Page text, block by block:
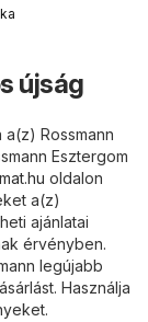
újság
Rossmann
Esztergom
oldalon
a(z)
ajánlatai
érvényben.
legújabb
Használja